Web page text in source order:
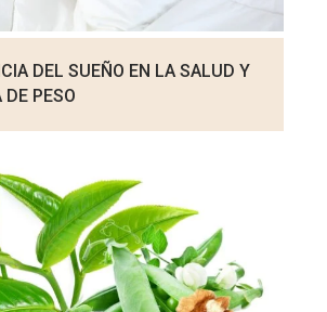
DEL SUEÑO EN LA SALUD Y
DE PESO